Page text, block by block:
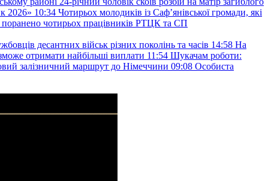
2026» 10:34 Чотирьох молодиків із Саф’янівської громади, які
поранено чотирьох працівників РТЦК та СП
десантних військ різних поколінь та часів 14:58 На
отримати найбільші виплати 11:54 Шукачам роботи:
залізничний маршрут до Німеччини 09:08 Особиста